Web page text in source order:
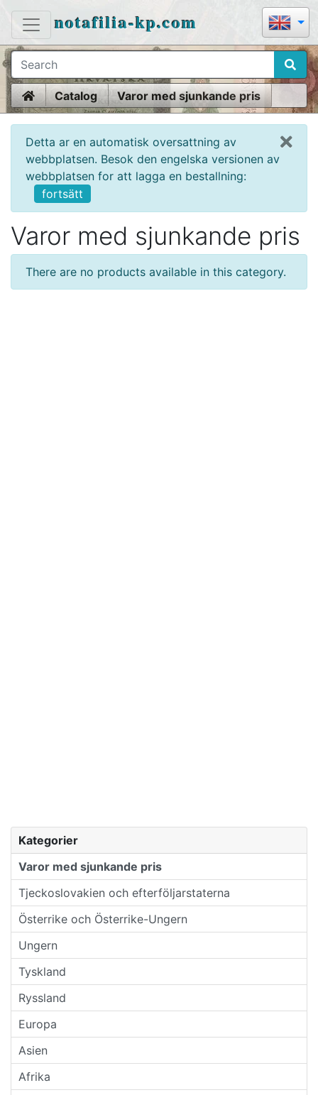
notafilia-kp.com
HomeCatalog Varor med sjunkande pris
Detta ar en automatisk oversattning av
webbplatsen. Besok den engelska versionen av
webbplatsen for att lagga en bestallning:
fortsätt
Kategorier
Varor med sjunkande pris
Tjeckoslovakien och efterföljarstaterna
Österrike och Österrike-Ungern
Ungern
Tyskland
Ryssland
Europa
Asien
Afrika
Varor med sjunkande pris
There are no products available in this category.